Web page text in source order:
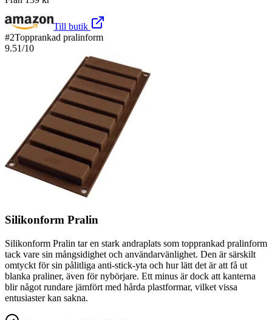
Till butik
#2Topprankad pralinform
9.51/10
Silikonform Pralin
Silikonform Pralin tar en stark andraplats som topprankad pralinform
tack vare sin mångsidighet och användarvänlighet. Den är särskilt
omtyckt för sin pålitliga anti-stick-yta och hur lätt det är att få ut
blanka praliner, även för nybörjare. Ett minus är dock att kanterna
blir något rundare jämfört med hårda plastformar, vilket vissa
entusiaster kan sakna.